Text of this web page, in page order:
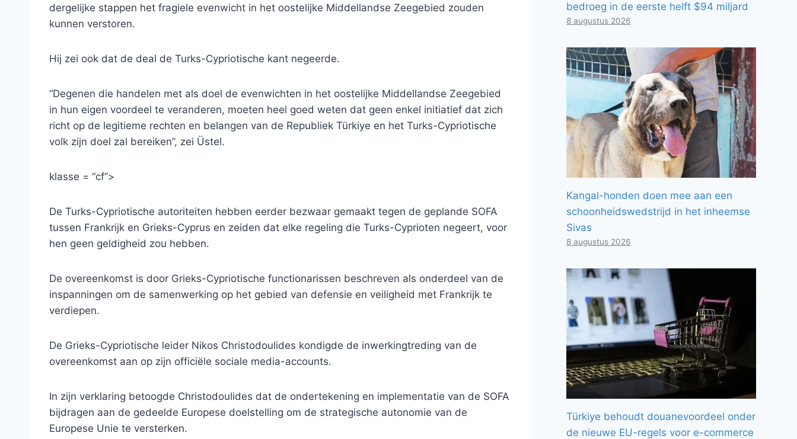
dergelijke stappen het fragiele evenwicht in het oostelijke Middellandse Zeegebied zouden
kunnen verstoren.
Hij zei ook dat de deal de Turks-Cypriotische kant negeerde.
“Degenen die handelen met als doel de evenwichten in het oostelijke Middellandse Zeegebied
in hun eigen voordeel te veranderen, moeten heel goed weten dat geen enkel initiatief dat zich
richt op de legitieme rechten en belangen van de Republiek Türkiye en het Turks-Cypriotische
volk zijn doel zal bereiken”, zei Üstel.
klasse = “cf”>
De Turks-Cypriotische autoriteiten hebben eerder bezwaar gemaakt tegen de geplande SOFA
tussen Frankrijk en Grieks-Cyprus en zeiden dat elke regeling die Turks-Cyprioten negeert, voor
hen geen geldigheid zou hebben.
De overeenkomst is door Grieks-Cypriotische functionarissen beschreven als onderdeel van de
inspanningen om de samenwerking op het gebied van defensie en veiligheid met Frankrijk te
verdiepen.
De Grieks-Cypriotische leider Nikos Christodoulides kondigde de inwerkingtreding van de
overeenkomst aan op zijn officiële sociale media-accounts.
In zijn verklaring betoogde Christodoulides dat de ondertekening en implementatie van de SOFA
bijdragen aan de gedeelde Europese doelstelling om de strategische autonomie van de
Europese Unie te versterken.
bedroeg in de eerste helft $94 miljard
8 augustus 2026
Kangal-honden doen mee aan een
schoonheidswedstrijd in het inheemse
Sivas
8 augustus 2026
Türkiye behoudt douanevoordeel onder
de nieuwe EU-regels voor e-commerce